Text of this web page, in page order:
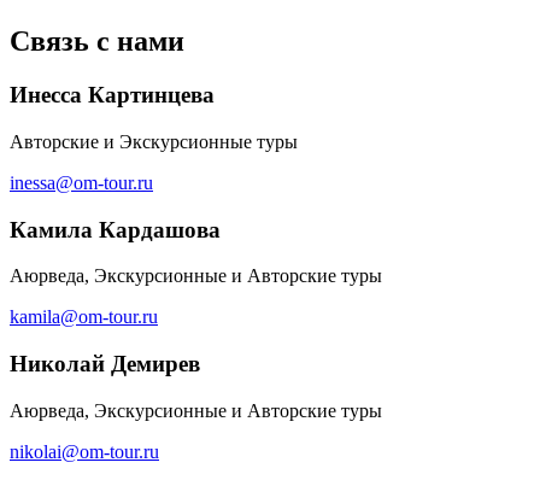
Связь с нами
Инесса Картинцева
Авторские и Экскурсионные туры
inessa@om-tour.ru
Камила Кардашова
Аюрведа, Экскурсионные и Авторские туры
kamila@om-tour.ru
Николай Демирев
Аюрведа, Экскурсионные и Авторские туры
nikolai@om-tour.ru